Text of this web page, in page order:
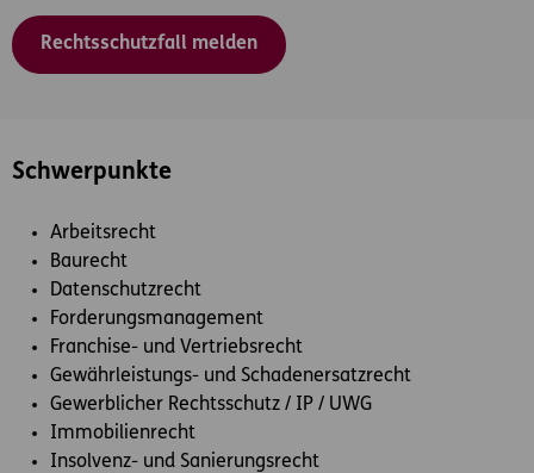
Rechtsschutzfall melden
Schwerpunkte
Arbeitsrecht
Baurecht
Datenschutzrecht
Forderungsmanagement
Franchise- und Vertriebsrecht
Gewährleistungs- und Schadenersatzrecht
Gewerblicher Rechtsschutz / IP / UWG
Immobilienrecht
Insolvenz- und Sanierungsrecht